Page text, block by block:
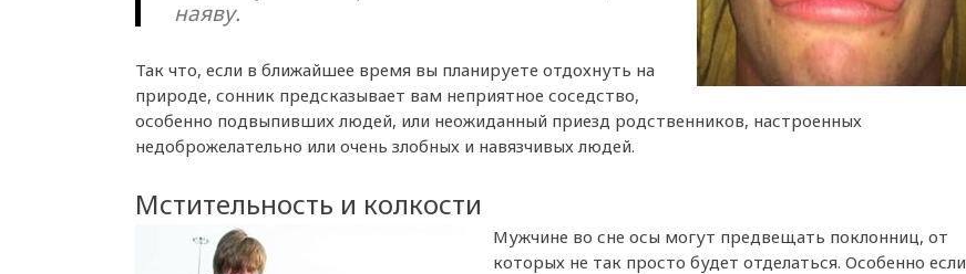
наяву.
Так что, если в ближайшее время вы планируете отдохнуть на
природе, сонник предсказывает вам неприятное соседство,
особенно подвыпивших людей, или неожиданный приезд родственников, настроенных
недоброжелательно или очень злобных и навязчивых людей.
Мстительность и колкости
Мужчине во сне осы могут предвещать поклонниц, от
которых не так просто будет отделаться. Особенно если